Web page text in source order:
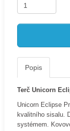
Popis
Terč Unicorn
Unicorn Eclipse
kvalitního sisalu.
systémem.